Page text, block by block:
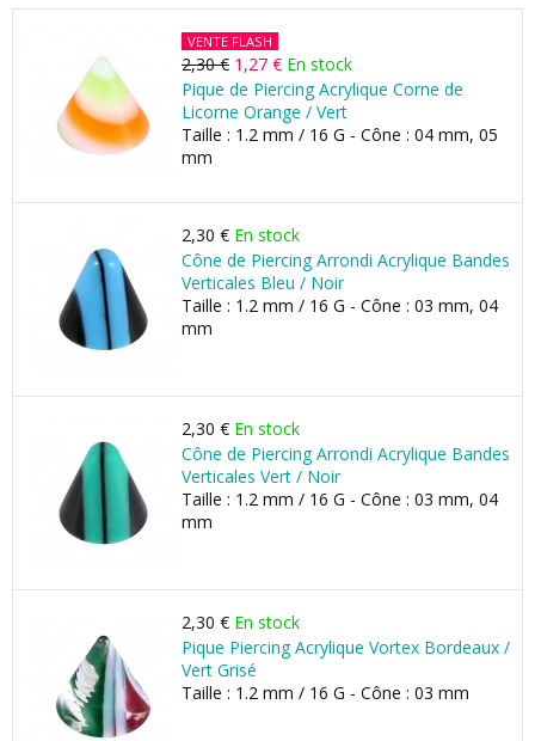
VENTE FLASH
2,30 € 1,27 € En stock
Pique de Piercing Acrylique Corne de
Licorne Orange / Vert
Taille : 1.2 mm / 16 G - Cône : 04 mm, 05
mm
2,30 € En stock
Cône de Piercing Arrondi Acrylique Bandes
Verticales Bleu / Noir
Taille : 1.2 mm / 16 G - Cône : 03 mm, 04
mm
2,30 € En stock
Cône de Piercing Arrondi Acrylique Bandes
Verticales Vert / Noir
Taille : 1.2 mm / 16 G - Cône : 03 mm, 04
mm
2,30 € En stock
Pique Piercing Acrylique Vortex Bordeaux /
Vert Grisé
Taille : 1.2 mm / 16 G - Cône : 03 mm